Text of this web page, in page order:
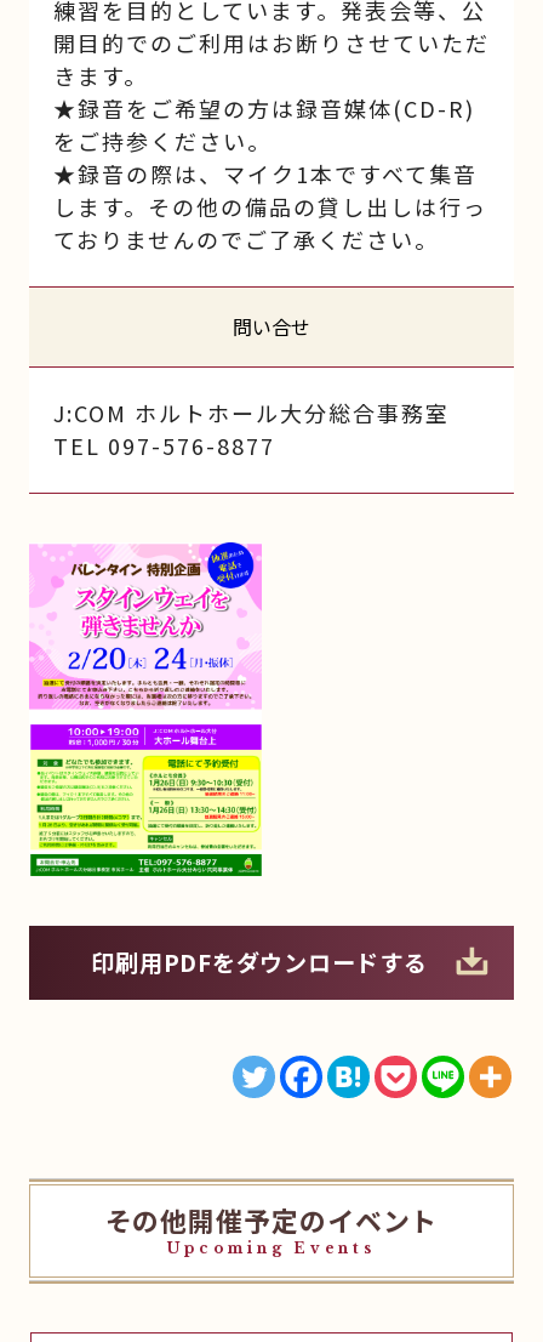
練習を目的としています。発表会等、公
開目的でのご利用はお断りさせていただ
きます。
★録音をご希望の方は録音媒体(CD-R)
をご持参ください。
★録音の際は、マイク1本ですべて集音
します。その他の備品の貸し出しは行っ
ておりませんのでご了承ください。
問い合せ
J:COM ホルトホール大分総合事務室
TEL 097-576-8877
印刷用PDFをダウンロードする
その他開催予定のイベント
Upcoming Events